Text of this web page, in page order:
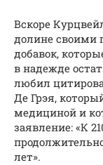
Вскоре
долине своими
добавок,
в надежде
любил
Де Грэя,
медициной и
заявление: «К
лет».